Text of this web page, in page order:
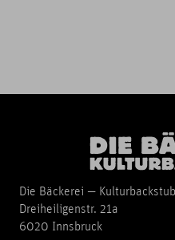
Die Bäckerei —
Dreiheiligenstr. 21a
6020 Innsbruck